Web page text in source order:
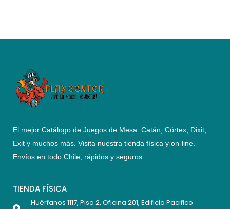
El mejor Catálogo de Juegos de Mesa: Catán, Córtex, Dixit,
Exit y muchos más. Visita nuestra tienda física y on-line.
Envíos en todo Chile, rápidos y seguros
TIENDA FÍSICA
Huérfanos 1117, Piso 2, Oficina 201, Edificio Pacifico.